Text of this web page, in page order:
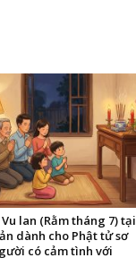
lan (Rằm tháng 7) tại
dành cho Phật tử sơ
có cảm tình với